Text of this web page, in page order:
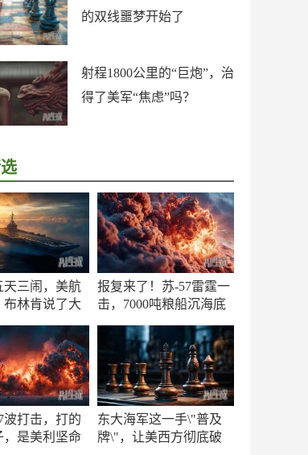
的双线噩梦开始了
射程1800公里的“巨炮”，治
得了美军“焦虑”吗？
天三闹，美航
布林肯说了大
报复来了！苏-57雷霆一
击，7000吨粮船沉海底
波打击，打的
，是美利坚命
东大海军这一手\"普及
牌\"，让美西方彻底破